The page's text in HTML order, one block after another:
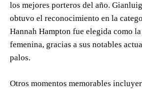
los mejores porteros del año.
obtuvo el reconocimiento en la
Hannah Hampton fue elegida como
femenina, gracias a sus notables
palos.
Otros momentos memorables